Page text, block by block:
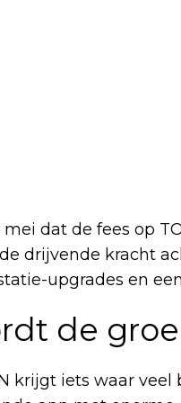
dat de fees op
drijvende kracht
upgrades en
de
krijgt iets waar